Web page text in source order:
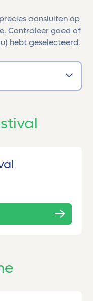
aansluiten op
Controleer goed of
hebt geselecteerd.